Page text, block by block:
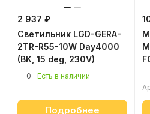
2 937 ₽
Светильник LGD-GERA-
2TR-R55-10W Day4000
(BK, 15 deg, 230V)
0 Есть в наличии
Подробнее